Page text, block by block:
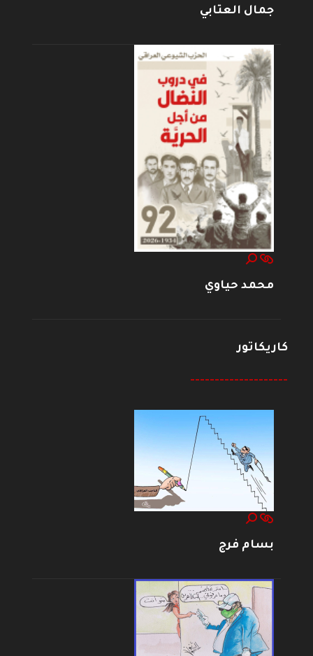
جمال العتابي
محمد حياوي
كاريكاتور
--------------------
بسام فرج